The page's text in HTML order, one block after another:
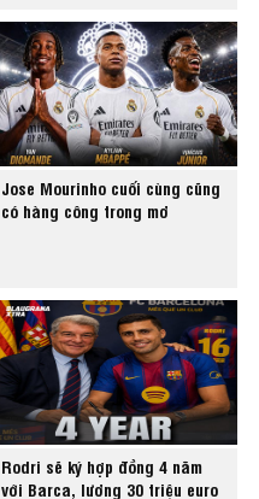
Jose Mourinho cuối cùng cũng
có hàng công trong mơ
Rodri sẽ ký hợp đồng 4 năm
với Barca, lương 30 triệu euro